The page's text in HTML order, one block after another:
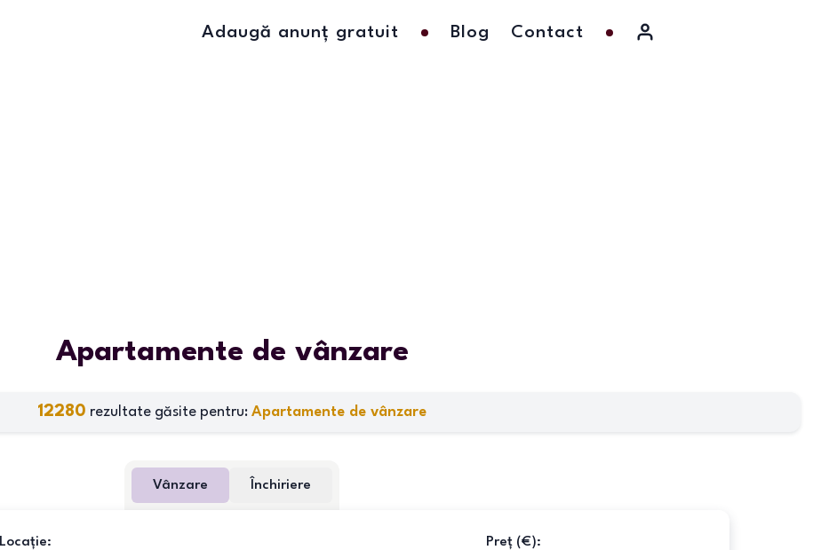
Adaugă anunț gratuit Blog Contact
Apartamente de vânzare
12280 rezultate găsite pentru: Apartamente de vânzare
Vânzare Închiriere
Locație: Preț (€):